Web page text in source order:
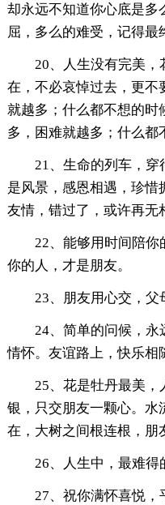
却永远不知道你心底是多
屈，多么的难受，记得最
20、人生没有完美
在，不必哀悼过去，更不
就越多；什么都不想的时
多，困难就越多；什么都
21、生命的列车，
是风景，感恩相遇，珍惜
友情，错过了，或许再无
22、能够用时间陪
你的人，才是朋友。
23、朋友用心交，父
24、简单的问候，
情怀。友谊路上，快乐相
25、花是牡丹最美，
银，只交朋友一颗心。水
在，大树之间根连根，朋
26、人生中，最难得
27、祝你满怀喜悦